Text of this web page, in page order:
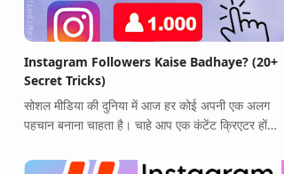
Instagram Followers Kaise Badhaye? (20+
Secret Tricks)
सोशल मीडिया की दुनिया में आज हर कोई अपनी एक अलग
पहचान बनाना चाहता है। चाहे आप एक कंटेंट क्रिएटर हों…